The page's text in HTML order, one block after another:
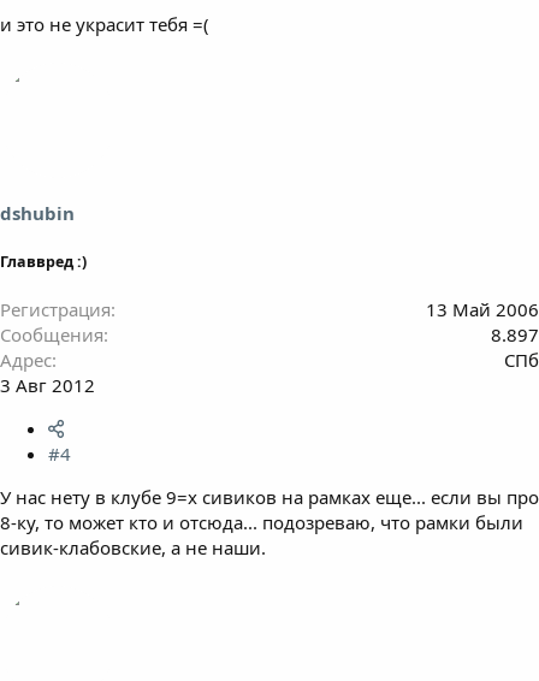
и это не украсит тебя =(
dshubin
Главвред :)
Регистрация
13 Май 2006
Сообщения
8.897
Адрес
СПб
3 Авг 2012
#4
У нас нету в клубе 9=х сивиков на рамках еще... если вы про
8-ку, то может кто и отсюда... подозреваю, что рамки были
сивик-клабовские, а не наши.